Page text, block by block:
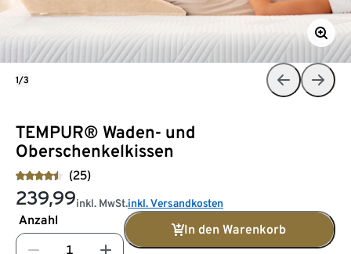
TEMPUR® Waden- und
Oberschenkelkissen
(25)
239,99inkl. MwSt.inkl. Versandkosten
Anzahl
In den Warenkorb
1/3